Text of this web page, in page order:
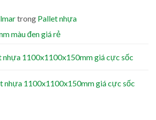
trong Pallet nhựa
màu đen giá rẻ
nhựa 1100x1100x150mm giá cực sốc
nhựa 1100x1100x150mm giá cực sốc